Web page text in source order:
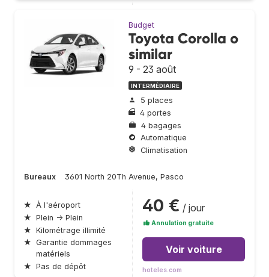
Budget
Toyota Corolla o
similar
9 - 23 août
INTERMÉDIAIRE
5 places
4 portes
4 bagages
Automatique
Climatisation
Bureaux 3601 North 20Th Avenue, Pasco
★ À l'aéroport
★ Plein → Plein
★ Kilométrage illimité
★ Garantie dommages
matériels
★ Pas de dépôt
40 € / jour
Annulation gratuite
Voir voiture
hoteles.com